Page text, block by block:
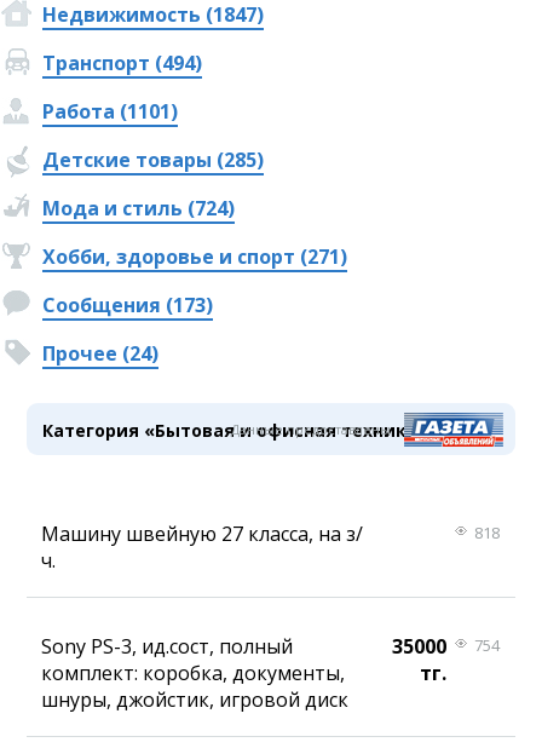
Недвижимость (1847)
Транспорт (494)
Работа (1101)
Детские товары (285)
Мода и стиль (724)
Хобби, здоровье и спорт (271)
Сообщения (173)
Прочее (24)
Категория «Бытовая и офисная техника»
Данные предоставлены
Машину швейную 27 класса, на з/
ч.
818
Sony PS-3, ид.сост, полный
комплект: коробка, документы,
шнуры, джойстик, игровой диск
35000
тг.
754